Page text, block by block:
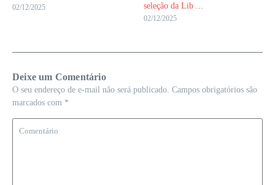
02/12/2025
seleção da Lib ...
02/12/2025
Deixe um Comentário
O seu endereço de e-mail não será publicado. Campos obrigatórios são
marcados com *